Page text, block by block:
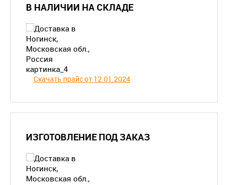
В НАЛИЧИИ НА СКЛАДЕ
Скачать прайс от 12.01.2024
ИЗГОТОВЛЕНИЕ ПОД ЗАКАЗ